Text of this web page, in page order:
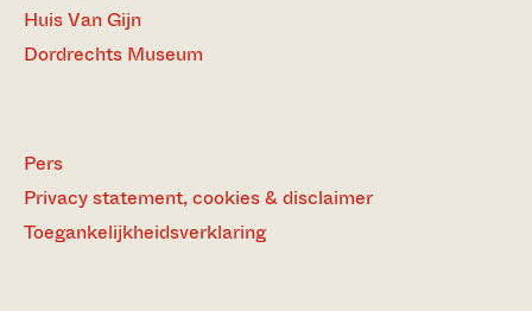
Huis Van Gijn
Dordrechts Museum
Pers
Privacy statement, cookies & disclaimer
Toegankelijkheidsverklaring